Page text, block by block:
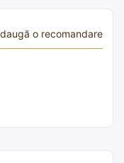
o recomandare